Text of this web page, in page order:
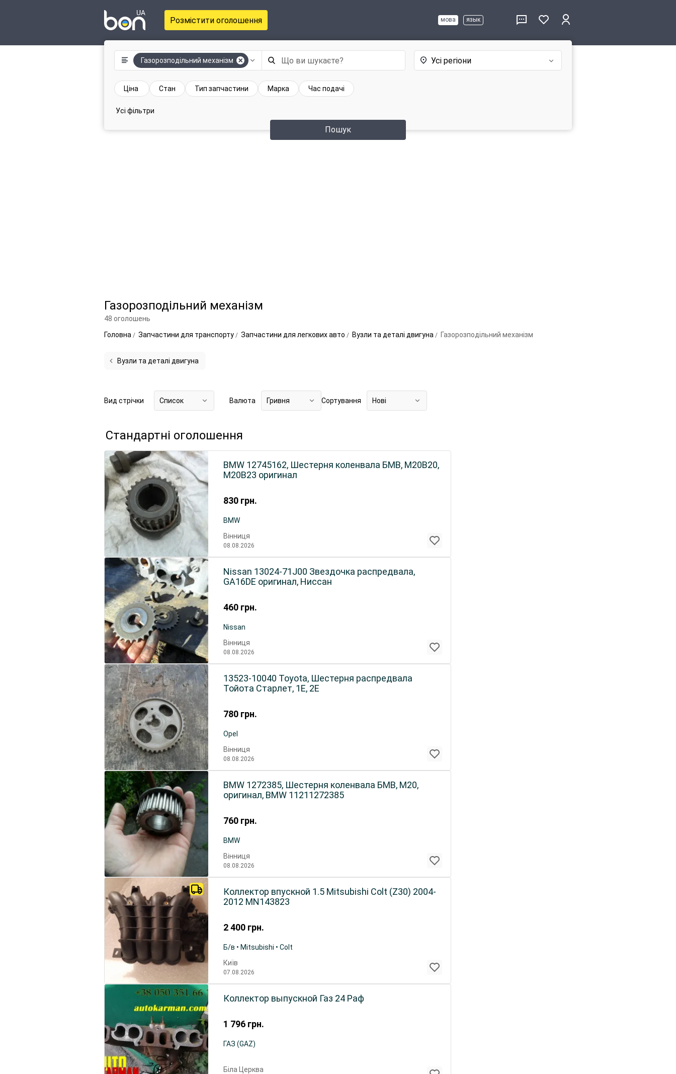
Розмістити оголошення мова язык
Газорозподільний механізм Усі регіони
Пошук
Ціна Стан Тип запчастини Марка Час подачі
Усі фільтри
Газорозподільний механізм
48 оголошень
Головна
Запчастини для транспорту Запчастини для легкових авто Вузли та деталі двигуна Газорозподільний механізм
Вузли та деталі двигуна
Вид стрічки Список Валюта Гривня Сортування Нові
Стандартні оголошення
830 грн.
BMW 12745162, Шестерня коленвала БМВ, M20B20,
M20B23 оригинал
BMW
Вінниця
08.08.2026
460 грн.
Nissan 13024-71J00 Звездочка распредвала,
GA16DE оригинал, Ниссан
Nissan
Вінниця
08.08.2026
780 грн.
13523-10040 Toyota, Шестерня распредвала
Тойота Старлет, 1E, 2E
Opel
Вінниця
08.08.2026
760 грн.
BMW 1272385, Шестерня коленвала БМВ, M20,
оригинал, BMW 11211272385
BMW
Вінниця
08.08.2026
2 400 грн.
Коллектор впускной 1.5 Mitsubishi Colt (Z30) 2004-
2012 MN143823
Б/в • Mitsubishi • Colt
Київ
07.08.2026
1 796 грн.
Коллектор выпускной Газ 24 Раф
ГАЗ (GAZ)
Біла Церква